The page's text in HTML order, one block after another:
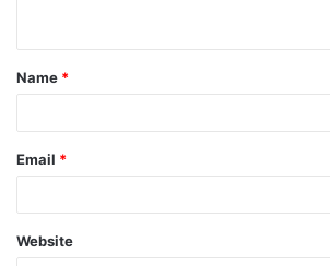
t
*
Name *
Email *
Website